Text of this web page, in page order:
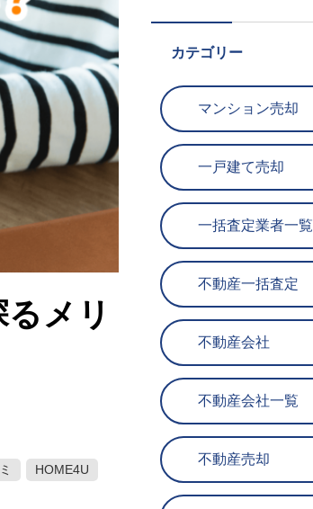
メリ
HOME4U
カテゴリー
マンション売却
一戸建て売却
一括査定業者一覧
不動産一括査定
不動産会社
不動産会社一覧
不動産売却